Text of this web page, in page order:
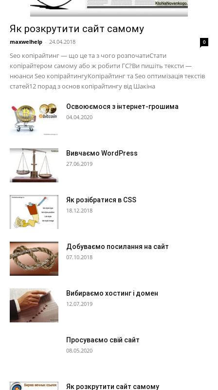
Як розкрутити сайт самому
maxwelhelp - 24.04.2018 0
Seo копірайтинг — що це та з чого розпочатиСтати
копірайтером самому або ж робити ГС?Ви пишіть тексти —
нюанси Seo копірайтингуКопірайтинг та Seo оптимізація текстів
статей12 порад з основ копірайтингу від Шакіна
Освоюємося з інтернет-грошима
04.04.2020
Вивчаємо WordPress
27.06.2019
Як розібратися в CSS
18.12.2018
Добуваємо посилання на сайт
07.10.2018
Вибираємо хостинг і домен
12.07.2019
Просуваємо свій сайт
08.05.2020
Як розкрутити сайт самому